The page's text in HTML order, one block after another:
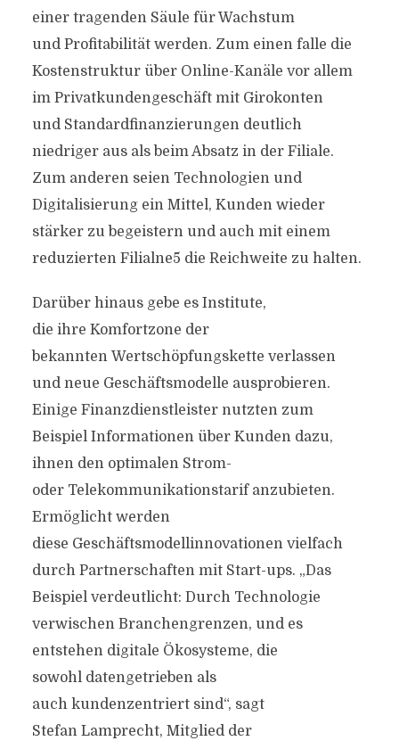
einer tragenden Säule für Wachstum
und Profitabilität werden. Zum einen falle die
Kostenstruktur über Online-Kanäle vor allem
im Privatkundengeschäft mit Girokonten
und Standardfinanzierungen deutlich
niedriger aus als beim Absatz in der Filiale.
Zum anderen seien Technologien und
Digitalisierung ein Mittel, Kunden wieder
stärker zu begeistern und auch mit einem
reduzierten Filialne5 die Reichweite zu halten.
Darüber hinaus gebe es Institute,
die ihre Komfortzone der
bekannten Wertschöpfungske­tte verlassen
und neue Geschäftsmodelle ausprobieren.
Einige Finanzdienstleister nutzten zum
Beispiel Informationen über Kunden dazu,
ihnen den optimalen Strom-
oder Telekommunikationstarif anzubieten.
Ermöglicht werden
diese Geschäftsmodellinnovationen vielfach
durch Partnerschaften mit Start-ups. „Das
Beispiel verdeutlicht: Durch Technologie
verwischen Branchengrenzen, und es
entstehen digitale Ökosysteme, die
sowohl datengetrieben als
auch kundenzentriert sind“, sagt
Stefan Lamprecht, Mitglied der